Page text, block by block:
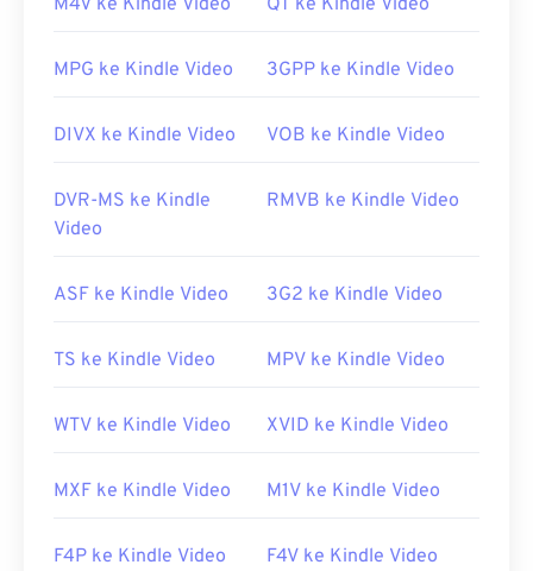
Android.
Dikembangkan oleh:
RealNetworks
Tautan yang berguna:
https://en.wikipedia.org/wiki/RealMedia
https://www.realnetworks.com/realmediaHD
M4V ke Kindle Video QT ke Kindle Video
MPG ke Kindle Video 3GPP ke Kindle Video
DIVX ke Kindle Video VOB ke Kindle Video
DVR-MS ke Kindle
Video
RMVB ke Kindle Video
ASF ke Kindle Video 3G2 ke Kindle Video
TS ke Kindle Video MPV ke Kindle Video
WTV ke Kindle Video XVID ke Kindle Video
MXF ke Kindle Video M1V ke Kindle Video
F4P ke Kindle Video F4V ke Kindle Video